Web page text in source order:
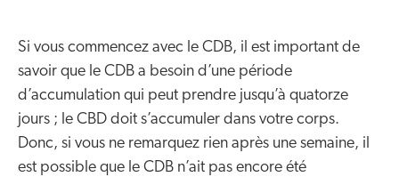
Si vous commencez avec le CDB, il est important de
savoir que le CDB a besoin d’une période
d’accumulation qui peut prendre jusqu’à quatorze
jours ; le CBD doit s’accumuler dans votre corps.
Donc, si vous ne remarquez rien après une semaine, il
est possible que le CDB n’ait pas encore été